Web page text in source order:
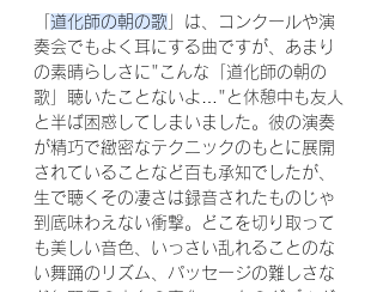
道化師の朝の歌 」は、コンクールや演
奏会でもよく耳にする曲ですが、あまり
の素晴らしさに"こんな「道化師の朝の
歌」聴いたことないよ…"と休憩中も友人
と半ば困惑してしまいました。彼の演奏
が精巧で緻密なテクニックのもとに展開
されていることなど百も承知でしたが、
生で聴くその凄さは録音されたものじゃ
到底味わえない衝撃。どこを切り取って
も美しい音色、いっさい乱れることのな
い舞踊のリズム、パッセージの難しさな